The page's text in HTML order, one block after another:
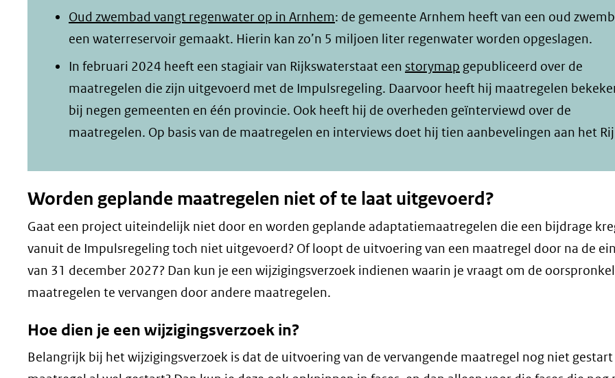
Oud zwembad vangt regenwater op in Arnhem: de gemeente Arnhem heeft van een oud
een waterreservoir gemaakt. Hierin kan zo’n 5 miljoen liter regenwater worden opgeslagen.
In februari 2024 heeft een stagiair van Rijkswaterstaat een storymap gepubliceerd over de
maatregelen die zijn uitgevoerd met de Impulsregeling. Daarvoor heeft hij maatregelen
bij negen gemeenten en één provincie. Ook heeft hij de overheden geïnterviewd over de
maatregelen. Op basis van de maatregelen en interviews doet hij tien aanbevelingen aan het
Worden geplande maatregelen niet of te laat uitgevoerd?
Gaat een project uiteindelijk niet door en worden geplande adaptatiemaatregelen die een bijdrage
vanuit de Impulsregeling toch niet uitgevoerd? Of loopt de uitvoering van een maatregel door na de
van 31 december 2027? Dan kun je een wijzigingsverzoek indienen waarin je vraagt om de
maatregelen te vervangen door andere maatregelen.
Hoe dien je een wijzigingsverzoek in?
Belangrijk bij het wijzigingsverzoek is dat de uitvoering van de vervangende maatregel nog niet gestart